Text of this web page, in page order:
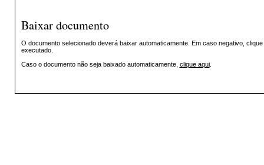
Baixar documento
O documento selecionado deverá baixar automaticamente. Em caso negativo,
executado.
Caso o documento não seja baixado automaticamente, clique aqui.